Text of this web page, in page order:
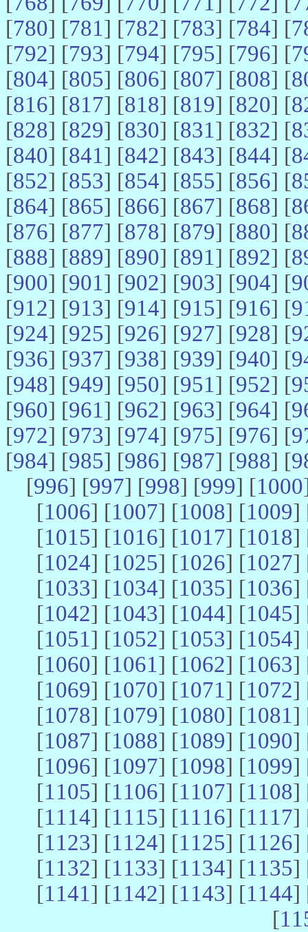
[780] [781] [782] [783] [784] [
[792] [793] [794] [795] [796] [
[804] [805] [806] [807] [808] [
[816] [817] [818] [819] [820] [
[828] [829] [830] [831] [832] [
[840] [841] [842] [843] [844] [
[852] [853] [854] [855] [856] [
[864] [865] [866] [867] [868] [
[876] [877] [878] [879] [880] [
[888] [889] [890] [891] [892] [
[900] [901] [902] [903] [904] [
[912] [913] [914] [915] [916] [
[924] [925] [926] [927] [928] [
[936] [937] [938] [939] [940] [
[948] [949] [950] [951] [952] [
[960] [961] [962] [963] [964] [
[972] [973] [974] [975] [976] [
[984] [985] [986] [987] [988] [
[996] [997] [998] [999] [1000
[1006] [1007] [1008] [1009]
[1015] [1016] [1017] [1018]
[1024] [1025] [1026] [1027]
[1033] [1034] [1035] [1036]
[1042] [1043] [1044] [1045]
[1051] [1052] [1053] [1054]
[1060] [1061] [1062] [1063]
[1069] [1070] [1071] [1072]
[1078] [1079] [1080] [1081]
[1087] [1088] [1089] [1090]
[1096] [1097] [1098] [1099]
[1105] [1106] [1107] [1108]
[1114] [1115] [1116] [1117]
[1123] [1124] [1125] [1126]
[1132] [1133] [1134] [1135]
[1141] [1142] [1143] [1144]
[